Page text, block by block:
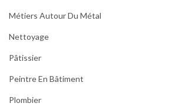
Métiers Autour Du Métal
Nettoyage
Pâtissier
Peintre En Bâtiment
Plombier